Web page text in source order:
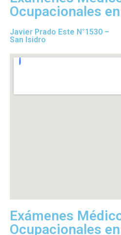
Ocupacionales
Javier Prado Este N°1530 –
San Isidro
Exámenes
Ocupacionales